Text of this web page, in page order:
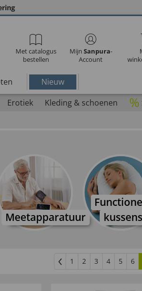
Met catalogus
bestellen
Mijn Sanpura-
Account
Nieuw
Erotiek Kleding & schoenen %
Meetapparatuur
kussens
1 2 3 4 5 6